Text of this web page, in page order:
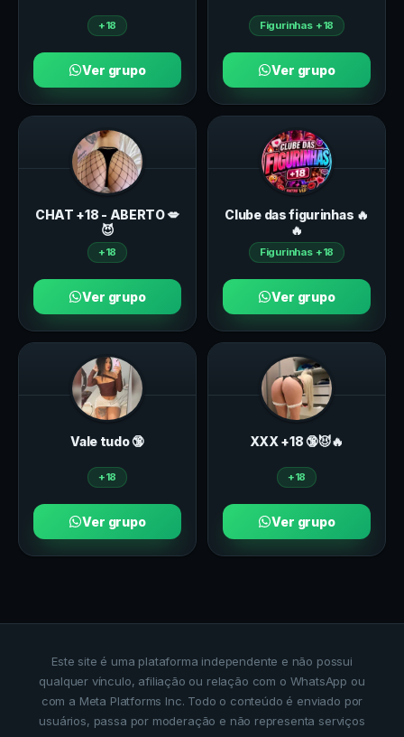
+18
Ver grupo
Figurinhas +18
Ver grupo
CHAT +18 - ABERTO 💋
😈
+18
Ver grupo
Clube das figurinhas 🔥
🔥
Figurinhas +18
Ver grupo
Vale tudo 🔞
+18
Ver grupo
ХXХ +18 🔞😈🔥
+18
Ver grupo
Este site é uma plataforma independente e não possui
qualquer vínculo, afiliação ou relação com o WhatsApp ou
com a Meta Platforms Inc. Todo o conteúdo é enviado por
usuários, passa por moderação e não representa serviços